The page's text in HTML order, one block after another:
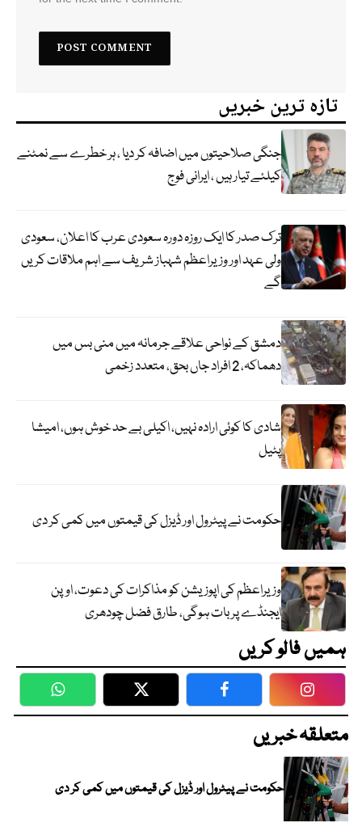
تازہ ترین خبریں
جنگی صلاحیتوں میں اضافہ کر دیا ، ہر خطرے سے نمٹنے
کیلئے تیار ہیں ، ایرانی فوج
ترک صدر کا ایک روزہ دورہ سعودی عرب کا اعلان، سعودی
ولی عہد اور وزیراعظم شہباز شریف سے اہم ملاقات کریں
گے
دمشق کے نواحی علاقے جرمانہ میں منی بس میں
دھماکہ، 2 افراد جاں بحق، متعدد زخمی
شادی کا کوئی ارادہ نہیں، اکیلی بے حد خوش ہوں، امیشا
پٹیل
حکومت نے پیٹرول اور ڈیزل کی قیمتوں میں کمی کر دی
وزیراعظم کی اپوزیشن کو مذاکرات کی دعوت، اوپن
ایجنڈے پر بات ہوگی، طارق فضل چودھری
ہمیں فالو کریں
WhatsApp Twitter Facebook
متعلقہ خبریں
حکومت نے پیٹرول اور ڈیزل کی قیمتوں میں کمی کر دی